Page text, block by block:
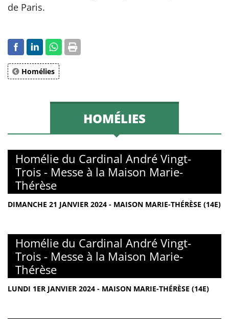
de Paris.
Homélies
HOMÉLIES
Homélie du Cardinal André Vingt-
Trois - Messe à la Maison Marie-
Thérèse
DIMANCHE 21 JANVIER 2024 - MAISON MARIE-THÉRÈSE (14E)
Homélie du Cardinal André Vingt-
Trois - Messe à la Maison Marie-
Thérèse
LUNDI 1ER JANVIER 2024 - MAISON MARIE-THÉRÈSE (14E)